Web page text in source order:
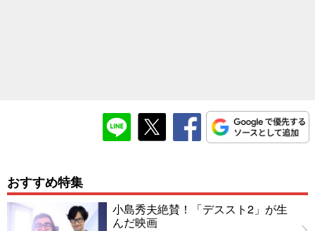
おすすめ特集
小島秀夫絶賛！「デススト2」が生
んだ映画